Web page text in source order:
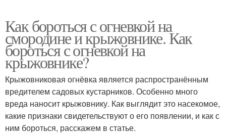
Как бороться с огневкой на
смородине и крыжовнике. Как
бороться с огневкой на
крыжовнике?
Крыжовниковая огнёвка является распространённым
вредителем садовых кустарников. Особенно много
вреда наносит крыжовнику. Как выглядит это насекомое,
какие признаки свидетельствуют о его появлении, и как с
ним бороться, расскажем в статье.